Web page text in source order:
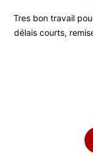
pour repeindre
remise en place des